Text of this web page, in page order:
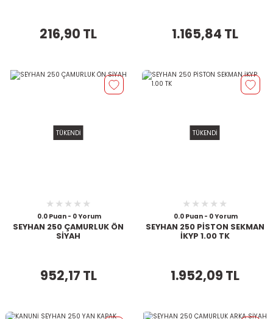
216,90 TL 1.165,84 TL
TÜKENDİ
0.0 Puan - 0 Yorum
SEYHAN 250 ÇAMURLUK ÖN
SİYAH
952,17 TL
TÜKENDİ
0.0 Puan - 0 Yorum
SEYHAN 250 PİSTON SEKMAN
İKYP 1.00 TK
1.952,09 TL